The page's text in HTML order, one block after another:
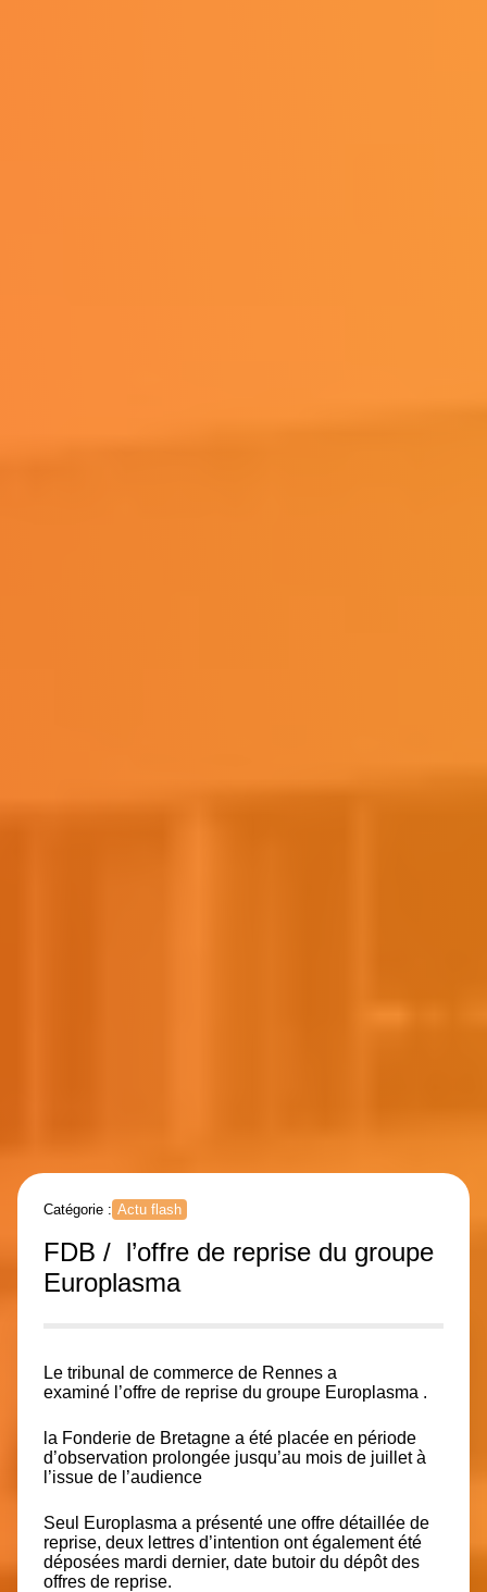
Catégorie : Actu flash
FDB / l’offre de reprise du groupe
Europlasma
Le tribunal de commerce de Rennes a
examiné l’offre de reprise du groupe Europlasma .
la Fonderie de Bretagne a été placée en période
d’observation prolongée jusqu’au mois de juillet à
l’issue de l’audience
Seul Europlasma a présenté une offre détaillée de
reprise, deux lettres d’intention ont également été
déposées mardi dernier, date butoir du dépôt des
offres de reprise.